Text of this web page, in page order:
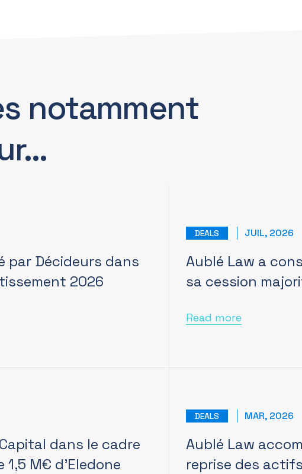
notamment
par Décideurs dans
2026
DEALS JUIL, 2026
Aublé Law a
sa cession
Read more
dans le cadre
M€ d’Eledone
DEALS MAR, 2026
Aublé Law
reprise des